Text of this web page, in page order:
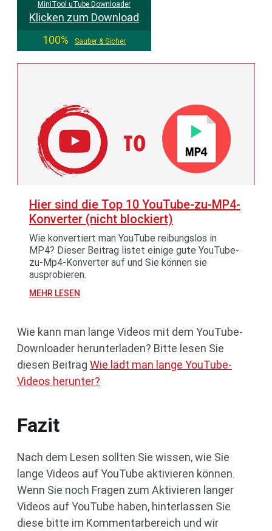
MiniTool uTube Downloader
Klicken zum Download
100%
Sauber & Sicher
Hier sind die Top 10 YouTube-zu-MP4-
Konverter (nicht blockiert)
Wie konvertiert man YouTube reibungslos in
MP4? Dieser Beitrag listet einige gute YouTube-
zu-Mp4-Konverter auf und Sie können sie
ausprobieren.
MEHR LESEN
Wie kann man lange Videos mit dem YouTube-
Downloader herunterladen? Bitte lesen Sie
diesen Beitrag Wie lädt man lange YouTube-
Videos herunter?
Fazit
Nach dem Lesen sollten Sie wissen, wie Sie
lange Videos auf YouTube aktivieren können.
Wenn Sie noch Fragen zum Aktivieren langer
Videos auf YouTube haben, hinterlassen Sie
diese bitte im Kommentarbereich und wir